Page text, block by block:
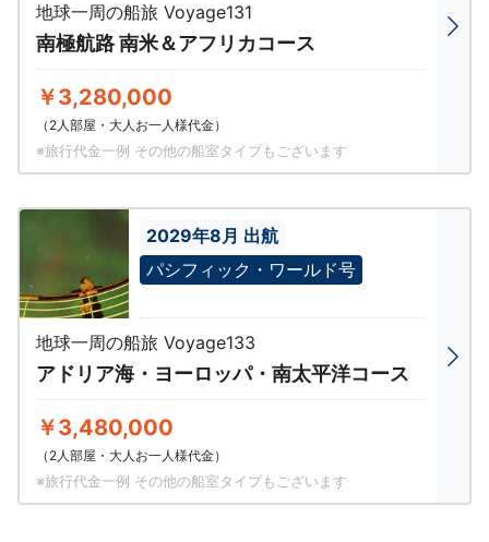
地球一周の船旅 Voyage131
南極航路 南米＆アフリカコース
￥3,280,000
（2人部屋・大人お一人様代金）
※旅行代金一例 その他の船室タイプもございます
2029年8月 出航
パシフィック・ワールド号
地球一周の船旅 Voyage133
アドリア海・ヨーロッパ・南太平洋コース
￥3,480,000
（2人部屋・大人お一人様代金）
※旅行代金一例 その他の船室タイプもございます